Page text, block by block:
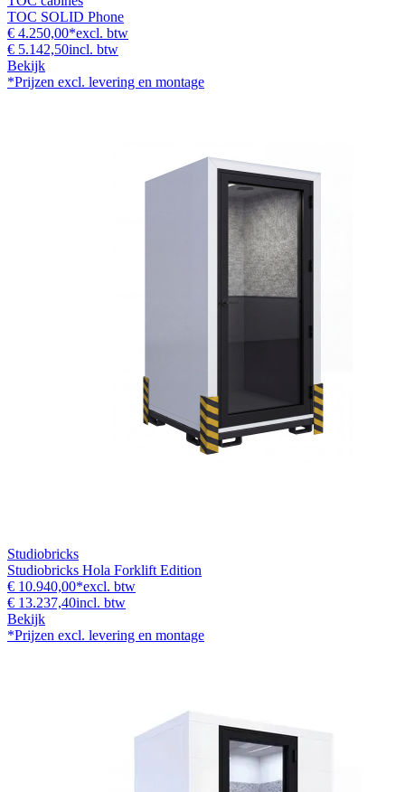
TOC SOLID Phone
€ 4.250,00*excl. btw
€ 5.142,50incl. btw
Bekijk
*Prijzen excl. levering en montage
Studiobricks
Studiobricks Hola Forklift Edition
€ 10.940,00*excl. btw
€ 13.237,40incl. btw
Bekijk
*Prijzen excl. levering en montage